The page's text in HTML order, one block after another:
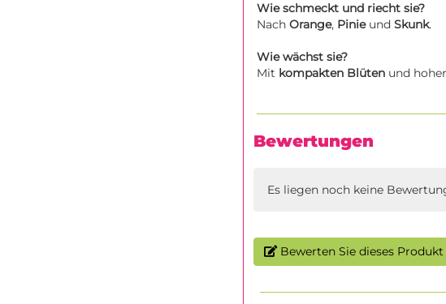
Wie schmeckt und riecht sie?
Nach Orange, Pinieund Skunk.
Wie wächst sie?
Mit kompakten Blüten und
Bewertungen
Es liegen noch keine
Bewerten Sie dieses Produkt